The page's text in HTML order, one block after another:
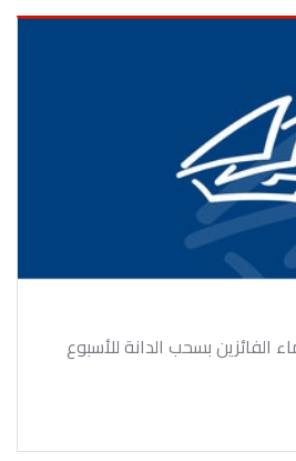
الفائزين بسحب الدانة للأسبوع